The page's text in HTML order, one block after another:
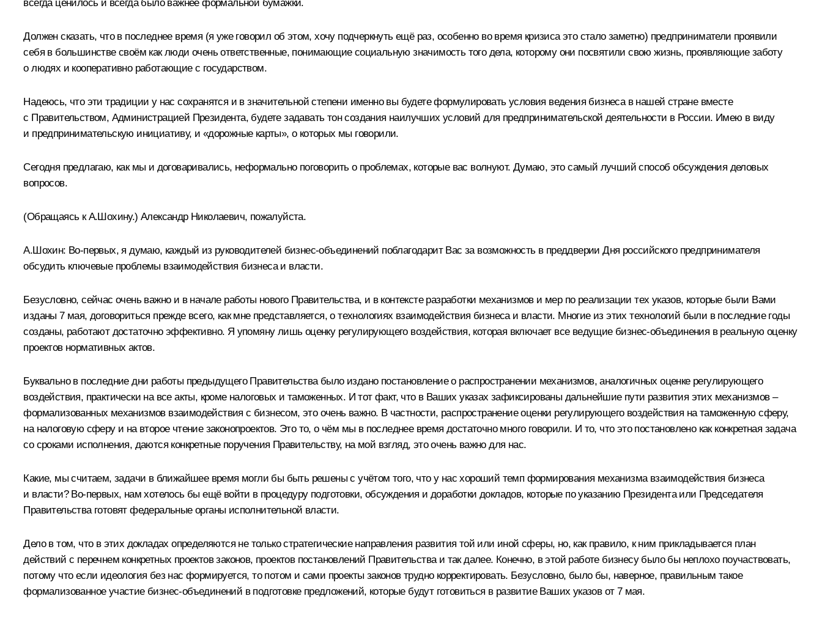
всегда ценилось и всегда было важнее формальной бумажки.
Должен сказать, что в последнее время (я уже говорил об этом, хочу подчеркнуть ещё раз, особенно во время кризиса это стало заметно) предприниматели проявили
себя в большинстве своём как люди очень ответственные, понимающие социальную значимость того дела, которому они посвятили свою жизнь, проявляющие заботу
о людях и кооперативно работающие с государством.
Надеюсь, что эти традиции у нас сохранятся и в значительной степени именно вы будете формулировать условия ведения бизнеса в нашей стране вместе
с Правительством, Администрацией Президента, будете задавать тон создания наилучших условий для предпринимательской деятельности в России. Имею в виду
и предпринимательскую инициативу, и «дорожные карты», о которых мы говорили.
Сегодня предлагаю, как мы и договаривались, неформально поговорить о проблемах, которые вас волнуют. Думаю, это самый лучший способ обсуждения деловых
вопросов.
(Обращаясь к А.Шохину.) Александр Николаевич, пожалуйста.
А.Шохин: Во‑первых, я думаю, каждый из руководителей бизнес-объединений поблагодарит Вас за возможность в преддверии Дня российского предпринимателя
обсудить ключевые проблемы взаимодействия бизнеса и власти.
Безусловно, сейчас очень важно и в начале работы нового Правительства, и в контексте разработки механизмов и мер по реализации тех указов, которые были Вами
изданы 7 мая, договориться прежде всего, как мне представляется, о технологиях взаимодействия бизнеса и власти. Многие из этих технологий были в последние годы
созданы, работают достаточно эффективно. Я упомяну лишь оценку регулирующего воздействия, которая включает все ведущие бизнес-объединения в реальную оценку
проектов нормативных актов.
Буквально в последние дни работы предыдущего Правительства было издано постановление о распространении механизмов, аналогичных оценке регулирующего
воздействия, практически на все акты, кроме налоговых и таможенных. И тот факт, что в Ваших указах зафиксированы дальнейшие пути развития этих механизмов –
формализованных механизмов взаимодействия с бизнесом, это очень важно. В частности, распространение оценки регулирующего воздействия на таможенную сферу,
на налоговую сферу и на второе чтение законопроектов. Это то, о чём мы в последнее время достаточно много говорили. И то, что это постановлено как конкретная задача
со сроками исполнения, даются конкретные поручения Правительству, на мой взгляд, это очень важно для нас.
Какие, мы считаем, задачи в ближайшее время могли бы быть решены с учётом того, что у нас хороший темп формирования механизма взаимодействия бизнеса
и власти? Во‑первых, нам хотелось бы ещё войти в процедуру подготовки, обсуждения и доработки докладов, которые по указанию Президента или Председателя
Правительства готовят федеральные органы исполнительной власти.
Дело в том, что в этих докладах определяются не только стратегические направления развития той или иной сферы, но, как правило, к ним прикладывается план
действий с перечнем конкретных проектов законов, проектов постановлений Правительства и так далее. Конечно, в этой работе бизнесу было бы неплохо поучаствовать,
потому что если идеология без нас формируется, то потом и сами проекты законов трудно корректировать. Безусловно, было бы, наверное, правильным такое
формализованное участие бизнес-объединений в подготовке предложений, которые будут готовиться в развитие Ваших указов от 7 мая.